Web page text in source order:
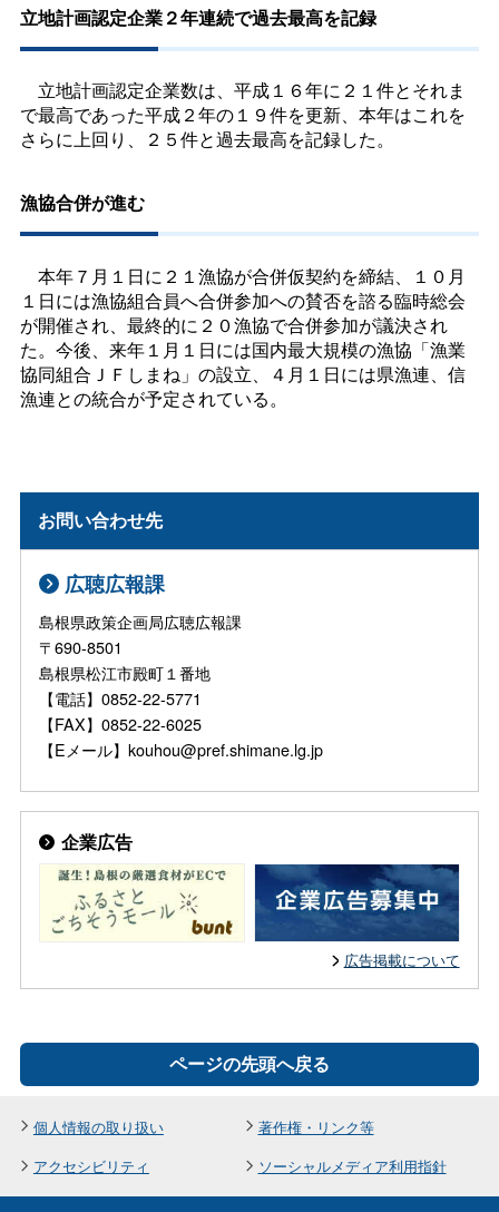
立地計画認定企業２年連続で過去最高を記録
立地計画認定企業数は、平成１６年に２１件とそれま
で最高であった平成２年の１９件を更新、本年はこれを
さらに上回り、２５件と過去最高を記録した。
漁協合併が進む
本年７月１日に２１漁協が合併仮契約を締結、１０月
１日には漁協組合員へ合併参加への賛否を諮る臨時総会
が開催され、最終的に２０漁協で合併参加が議決され
た。今後、来年１月１日には国内最大規模の漁協「漁業
協同組合ＪＦしまね」の設立、４月１日には県漁連、信
漁連との統合が予定されている。
お問い合わせ先
広聴広報課
島根県政策企画局広聴広報課
〒690-8501
島根県松江市殿町１番地
【電話】0852-22-5771
【FAX】0852-22-6025
【Eメール】kouhou@pref.shimane.lg.jp
企業広告
広告掲載について
ページの先頭へ戻る
個人情報の取り扱い
著作権・リンク等
アクセシビリティ
ソーシャルメディア利用指針